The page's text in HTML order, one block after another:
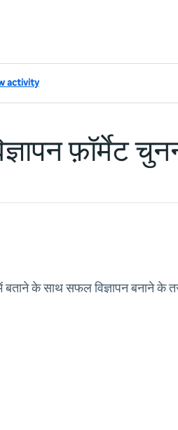
activity
फ़ॉर्मेट
बताने के साथ सफल विज्ञापन बनाने के